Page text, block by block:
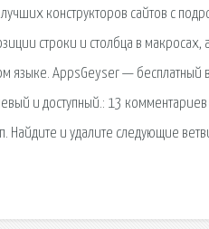
конструкторов сайтов с
строки и столбца в макросах,
языке. AppsGeyser — бесплатный
и доступный.: 13
Найдите и удалите следующие